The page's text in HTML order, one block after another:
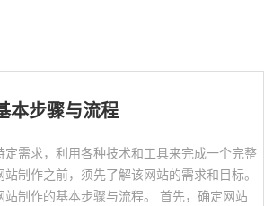
本步骤与流程
需求，利用各种技术和工具来完成一个完整
制作之前，须先了解该网站的需求和目标。
制作的基本步骤与流程。 首先，确定网站